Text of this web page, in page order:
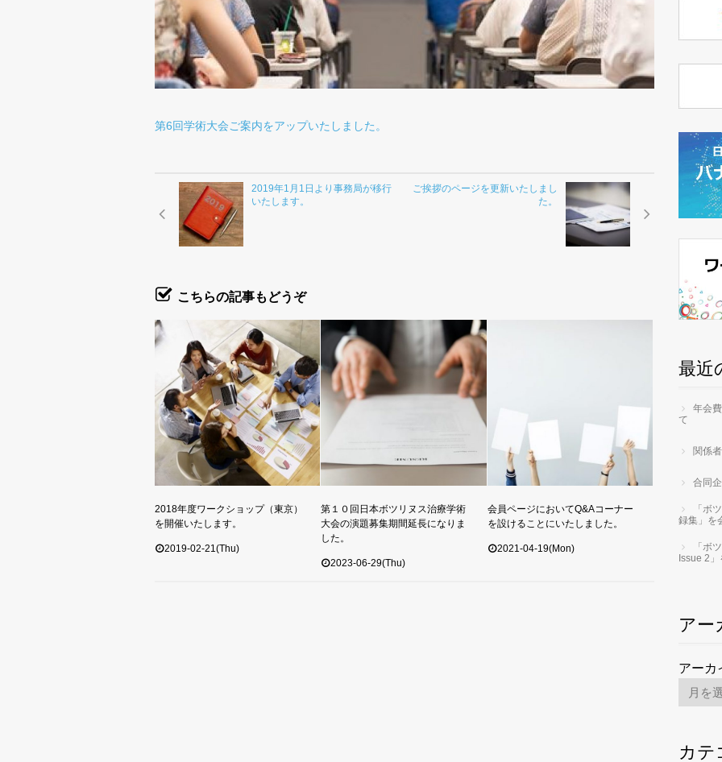
第6回学術大会ご案内をアップいたしました。
2019年1月1日より事務局が移行
いたします。
ご挨拶のページを更新いたしまし
た。
こちらの記事もどうぞ
2018年度ワークショップ（東京）
を開催いたします。
2019-02-21(Thu)
第１０回日本ボツリヌス治療学術
大会の演題募集期間延長になりま
した。
2023-06-29(Thu)
会員ページにおいてQ&Aコーナー
を設けることにいたしました。
2021-04-19(Mon)
最近
年会
て
関係
合同
「ボ
録集」を
「ボ
Issue 2
アー
アーカ
カテ